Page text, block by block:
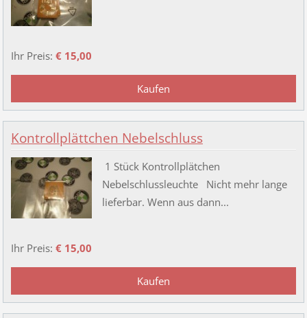
Ihr Preis: € 15,00
Kontrollplättchen Nebelschluss
1 Stück Kontrollplätchen
Nebelschlussleuchte Nicht mehr lange
lieferbar. Wenn aus dann...
Ihr Preis: € 15,00